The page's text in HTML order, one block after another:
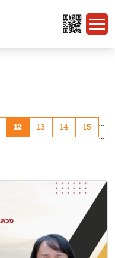
…
12 13 14
15
…